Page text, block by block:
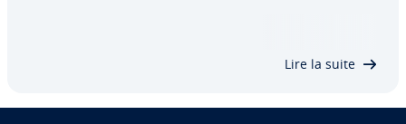
Lire la suite